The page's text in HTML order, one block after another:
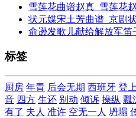
雪莲花曲谱赵真_雪莲花
状元媒宋土芳曲谱_京剧
俞逊发歌儿献给解放军笛
标签
厨房 年青 后会无期 西班牙 登上
音 四方 生还 别动 倾诉 操纵 瓢
有了 夫人 准许 空无一人 坍塌